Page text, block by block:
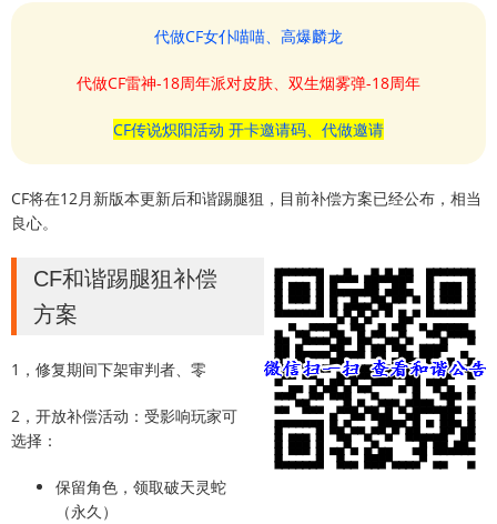
代做CF女仆喵喵、高爆麟龙
代做CF雷神-18周年派对皮肤、双生烟雾弹-18周年
CF传说炽阳活动 开卡邀请码、代做邀请
CF将在12月新版本更新后和谐踢腿狙，目前补偿方案已经公布，相当
良心。
CF和谐踢腿狙补偿
方案
1，修复期间下架审判者、零
2，开放补偿活动：受影响玩家可
选择：
保留角色，领取破天灵蛇
（永久）